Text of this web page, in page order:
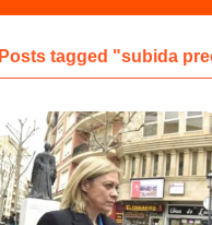
Posts tagged "subida